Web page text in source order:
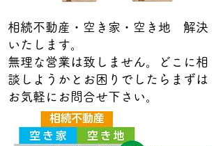
相続不動産・空き家・空き地 解決
いたします。
無理な営業は致しません。​どこに相
談しようかとお困りでしたらまずは
お気軽にお問合せ下さい。